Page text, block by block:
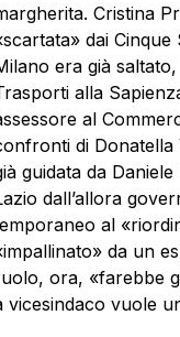
Cristina
dai
era già
alla
al
di Donatella
guidata da
dall’allora
al
da un
ora, «farebbe
vicesindaco vuole